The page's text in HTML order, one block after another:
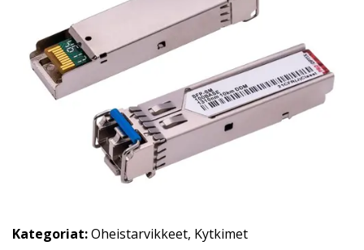
Kategoriat:Oheistarvikkeet, Kytkimet